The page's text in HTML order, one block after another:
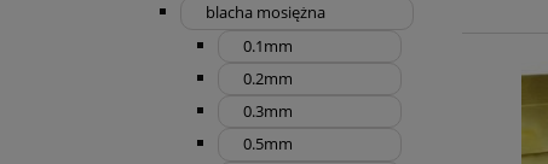
blacha mosiężna
0.1mm
0.2mm
0.3mm
0.5mm